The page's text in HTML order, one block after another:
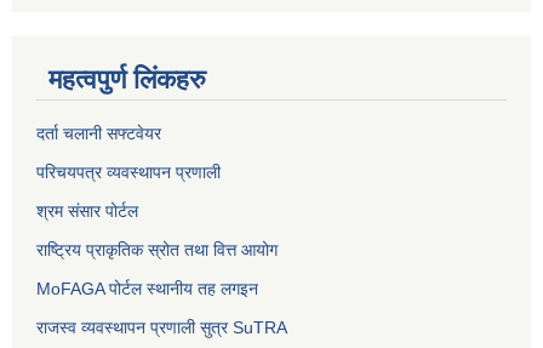
महत्वपुर्ण लिंकहरु
दर्ता चलानी सफ्टवेयर
परिचयपत्र व्यवस्थापन प्रणाली
श्रम संसार पोर्टल
राष्ट्रिय प्राकृतिक स्रोत तथा वित्त आयोग
MoFAGA पोर्टल स्थानीय तह लगइन
राजस्व व्यवस्थापन प्रणाली सुत्र SuTRA